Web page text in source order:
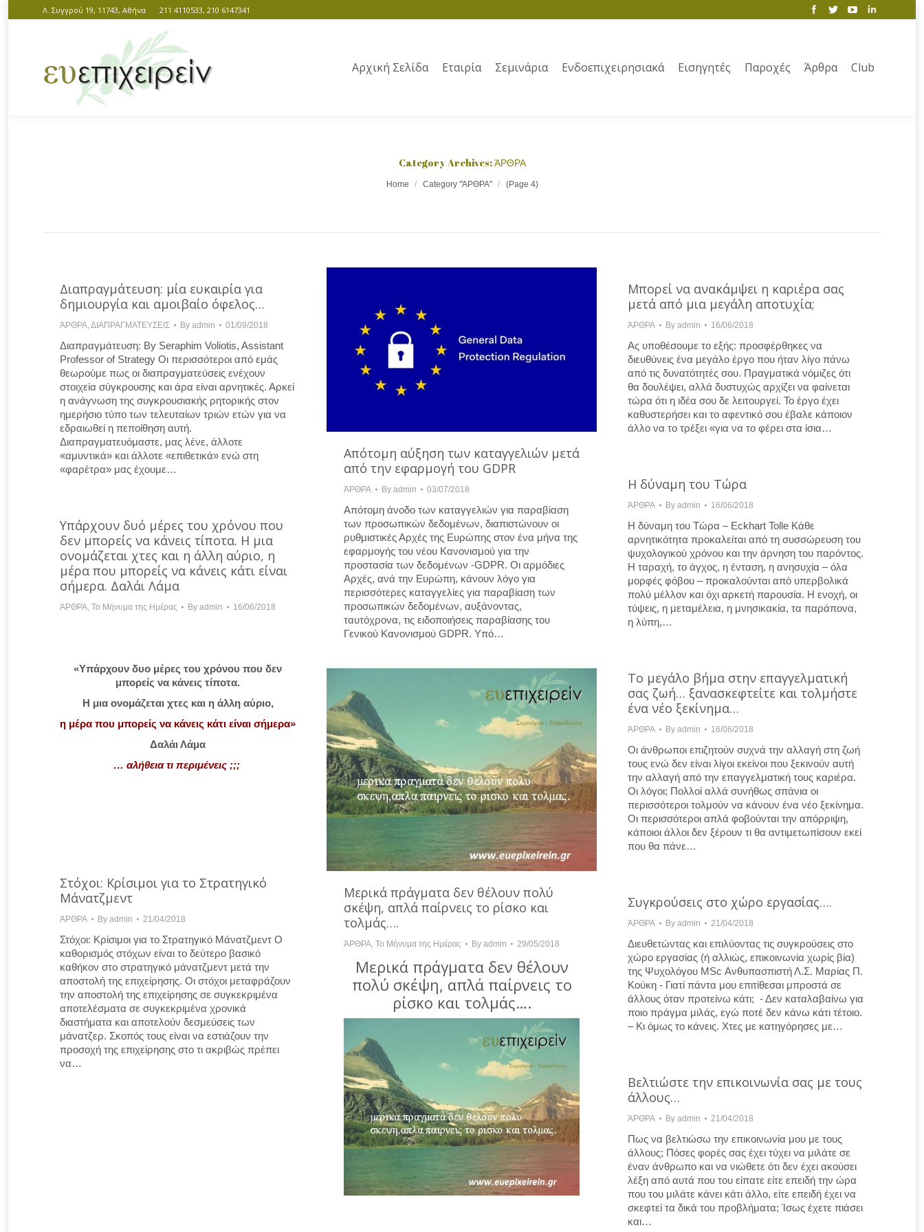
Λ. Συγγρού 19, 11743, Αθήνα 211 4110533, 210 6147341
Αρχική Σελίδα Εταιρία Σεμινάρια Ενδοεπιχειρησιακά Εισηγητές Παροχές Άρθρα Club
Category Archives:ΆΡΘΡΑ
Home Category "ΆΡΘΡΑ" (Page 4)
Διαπραγμάτευση: μία ευκαιρία για
δημιουργία και αμοιβαίο όφελος…
ΆΡΘΡΑ,ΔΙΑΠΡΑΓΜΑΤΕΥΣΕΙΣ By admin 01/09/2018
Διαπραγμάτευση: By Seraphim Voliotis, Assistant
Professor of Strategy Οι περισσότεροι από εμάς
θεωρούμε πως οι διαπραγματεύσεις ενέχουν
στοιχεία σύγκρουσης και άρα είναι αρνητικές. Αρκεί
η ανάγνωση της συγκρουσιακής ρητορικής στον
ημερήσιο τύπο των τελευταίων τριών ετών για να
εδραιωθεί η πεποίθηση αυτή.
Διαπραγματευόμαστε, μας λένε, άλλοτε
«αμυντικά» και άλλοτε «επιθετικά» ενώ στη
«φαρέτρα» μας έχουμε…
Απότομη αύξηση των καταγγελιών μετά
από την εφαρμογή του GDPR
ΆΡΘΡΑ By admin 03/07/2018
Απότομη άνοδο των καταγγελιών για παραβίαση
των προσωπικών δεδομένων, διαπιστώνουν οι
ρυθμιστικές Αρχές της Ευρώπης στον ένα μήνα της
εφαρμογής του νέου Κανονισμού για την
προστασία των δεδομένων -GDPR. Οι αρμόδιες
Αρχές, ανά την Ευρώπη, κάνουν λόγο για
περισσότερες καταγγελίες για παραβίαση των
προσωπικών δεδομένων, αυξάνοντας,
ταυτόχρονα, τις ειδοποιήσεις παραβίασης του
Γενικού Κανονισμού GDPR. Υπό…
Μπορεί να ανακάμψει η καριέρα σας
μετά από μια μεγάλη αποτυχία;
ΆΡΘΡΑ By admin 16/06/2018
Ας υποθέσουμε το εξής: προσφέρθηκες να
διευθύνεις ένα μεγάλο έργο που ήταν λίγο πάνω
από τις δυνατότητές σου. Πραγματικά νόμιζες ότι
θα δουλέψει, αλλά δυστυχώς αρχίζει να φαίνεται
τώρα ότι η ιδέα σου δε λειτουργεί. Το έργο έχει
καθυστερήσει και το αφεντικό σου έβαλε κάποιον
άλλο να το τρέξει «για να το φέρει στα ίσια…
Η δύναμη του Τώρα
ΆΡΘΡΑ By admin 16/06/2018
Η δύναμη του Τώρα – Eckhart Tolle Κάθε
αρνητικότητα προκαλείται από τη συσσώρευση του
ψυχολογικού χρόνου και την άρνηση του παρόντος.
Η ταραχή, το άγχος, η ένταση, η ανησυχία – όλα
μορφές φόβου – προκαλούνται από υπερβολικά
πολύ μέλλον και όχι αρκετή παρουσία. Η ενοχή, οι
τύψεις, η μεταμέλεια, η μνησικακία, τα παράπονα,
η λύπη,…
Υπάρχουν δυό μέρες του χρόνου που
δεν μπορείς να κάνεις τίποτα. Η μια
ονομάζεται χτες και η άλλη αύριο, η
μέρα που μπορείς να κάνεις κάτι είναι
σήμερα. Δαλάι Λάμα
ΆΡΘΡΑ, Το Μήνυμα της Ημέρας By admin 16/06/2018
«Υπάρχουν δυο μέρες του χρόνου που δεν
μπορείς να κάνεις τίποτα.
Η μια ονομάζεται χτες και η άλλη αύριο,
η μέρα που μπορείς να κάνεις κάτι είναι σήμερα»
Δαλάι Λάμα
… αλήθεια τι περιμένεις ;;;
Το μεγάλο βήμα στην επαγγελματική
σας ζωή… ξανασκεφτείτε και τολμήστε
ένα νέο ξεκίνημα…
ΆΡΘΡΑ By admin 16/06/2018
Οι άνθρωποι επιζητούν συχνά την αλλαγή στη ζωή
τους ενώ δεν είναι λίγοι εκείνοι που ξεκινούν αυτή
την αλλαγή από την επαγγελματική τους καριέρα.
Οι λόγοι; Πολλοί αλλά συνήθως σπάνια οι
περισσότεροι τολμούν να κάνουν ένα νέο ξεκίνημα.
Οι περισσότεροι απλά φοβούνται την απόρριψη,
κάποιοι άλλοι δεν ξέρουν τι θα αντιμετωπίσουν εκεί
που θα πάνε…
Μερικά πράγματα δεν θέλουν πολύ
σκέψη, απλά παίρνεις το ρίσκο και
τολμάς….
ΆΡΘΡΑ, Το Μήνυμα της Ημέρας By admin 29/05/2018
Μερικά πράγματα δεν θέλουν
πολύ σκέψη, απλά παίρνεις το
ρίσκο και τολμάς….
Στόχοι: Κρίσιμοι για το Στρατηγικό
Μάνατζμεντ
ΆΡΘΡΑ By admin 21/04/2018
Στόχοι: Κρίσιμοι για το Στρατηγικό Μάνατζμεντ Ο
καθορισμός στόχων είναι το δεύτερο βασικό
καθήκον στο στρατηγικό μάνατζμεντ μετά την
αποστολή της επιχείρησης. Οι στόχοι μεταφράζουν
την αποστολή της επιχείρησης σε συγκεκριμένα
αποτελέσματα σε συγκεκριμένα χρονικά
διαστήματα και αποτελούν δεσμεύσεις των
μάνατζερ. Σκοπός τους είναι να εστιάζουν την
προσοχή της επιχείρησης στο τι ακριβώς πρέπει
να…
Συγκρούσεις στο χώρο εργασίας….
ΆΡΘΡΑ By admin 21/04/2018
Διευθετώντας και επιλύοντας τις συγκρούσεις στο
χώρο εργασίας (ή αλλιώς, επικοινωνία χωρίς βία)
της Ψυχολόγου MSc Ανθυπασπιστή Λ.Σ. Μαρίας Π.
Κούκη ­­- Γιατί πάντα μου επιτίθεσαι μπροστά σε
άλλους όταν προτείνω κάτι; ­ ­- Δεν καταλαβαίνω για
ποιο πράγμα μιλάς, εγώ ποτέ δεν κάνω κάτι τέτοιο.
– Κι όμως το κάνεις. Χτες με κατηγόρησες με…
Βελτιώστε την επικοινωνία σας με τους
άλλους…
ΆΡΘΡΑ By admin 21/04/2018
Πως να βελτιώσω την επικοινωνία μου με τους
άλλους; Πόσες φορές σας έχει τύχει να μιλάτε σε
έναν άνθρωπο και να νιώθετε ότι δεν έχει ακούσει
λέξη από αυτά που του είπατε είτε επειδή την ώρα
που του μιλάτε κάνει κάτι άλλο, είτε επειδή έχει να
σκεφτεί τα δικά του προβλήματα; Ίσως έχετε πιάσει
και…